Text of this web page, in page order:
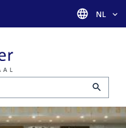
Taal
NL